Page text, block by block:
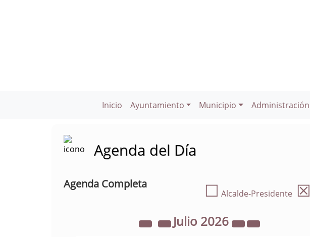
Inicio Ayuntamiento Municipio Administración
Agenda del Día
Agenda Completa ☐ Alcalde-Presidente ☒
Julio 2026